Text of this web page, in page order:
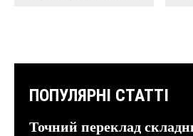
ПОПУЛЯРНІ СТАТТІ
Точний переклад